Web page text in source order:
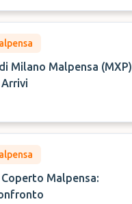
Milano Malpensa (MXP)
Malpensa: